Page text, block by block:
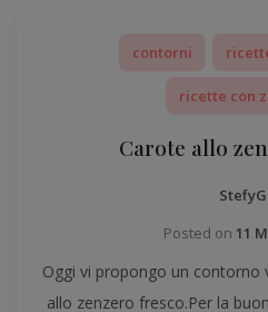
contorni
ricette con
Carote allo
Posted on 11
Oggi vi propongo un contorno
allo zenzero fresco.Per la